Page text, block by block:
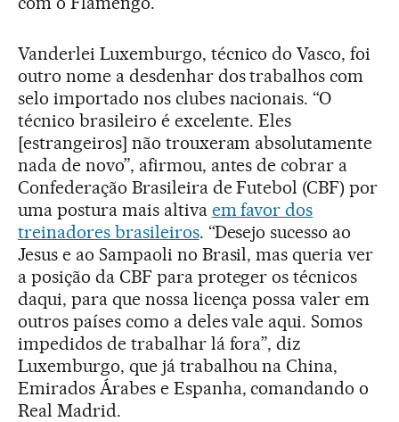
Vanderlei Luxemburgo, técnico do Vasco, foi
outro nome a desdenhar dos trabalhos com
selo importado nos clubes nacionais. “O
técnico brasileiro é excelente. Eles
[estrangeiros] não trouxeram absolutamente
nada de novo”, afirmou, antes de cobrar a
Confederação Brasileira de Futebol (CBF) por
uma postura mais altiva em favor dos
treinadores brasileiros. “Desejo sucesso ao
Jesus e ao Sampaoli no Brasil, mas queria ver
a posição da CBF para proteger os técnicos
daqui, para que nossa licença possa valer em
outros países como a deles vale aqui. Somos
impedidos de trabalhar lá fora”, diz
Luxemburgo, que já trabalhou na China,
Emirados Árabes e Espanha, comandando o
Real Madrid.